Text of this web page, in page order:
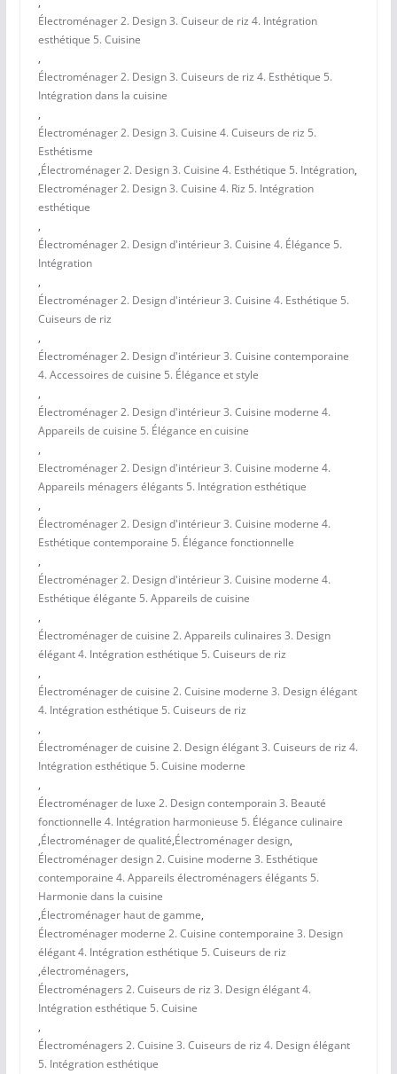
Électroménager 2. Design 3. Cuiseur de riz 4. Intégration
esthétique 5. Cuisine
,
Électroménager 2. Design 3. Cuiseurs de riz 4. Esthétique 5.
Intégration dans la cuisine
,
Électroménager 2. Design 3. Cuisine 4. Cuiseurs de riz 5.
Esthétisme
,Électroménager 2. Design 3. Cuisine 4. Esthétique 5. Intégration,
Electroménager 2. Design 3. Cuisine 4. Riz 5. Intégration
esthétique
,
Électroménager 2. Design d'intérieur 3. Cuisine 4. Élégance 5.
Intégration
,
Électroménager 2. Design d'intérieur 3. Cuisine 4. Esthétique 5.
Cuiseurs de riz
,
Électroménager 2. Design d'intérieur 3. Cuisine contemporaine
4. Accessoires de cuisine 5. Élégance et style
,
Électroménager 2. Design d'intérieur 3. Cuisine moderne 4.
Appareils de cuisine 5. Élégance en cuisine
,
Electroménager 2. Design d'intérieur 3. Cuisine moderne 4.
Appareils ménagers élégants 5. Intégration esthétique
,
Électroménager 2. Design d'intérieur 3. Cuisine moderne 4.
Esthétique contemporaine 5. Élégance fonctionnelle
,
Électroménager 2. Design d'intérieur 3. Cuisine moderne 4.
Esthétique élégante 5. Appareils de cuisine
,
Électroménager de cuisine 2. Appareils culinaires 3. Design
élégant 4. Intégration esthétique 5. Cuiseurs de riz
,
Électroménager de cuisine 2. Cuisine moderne 3. Design élégant
4. Intégration esthétique 5. Cuiseurs de riz
,
Électroménager de cuisine 2. Design élégant 3. Cuiseurs de riz 4.
Intégration esthétique 5. Cuisine moderne
,
Électroménager de luxe 2. Design contemporain 3. Beauté
fonctionnelle 4. Intégration harmonieuse 5. Élégance culinaire
,Électroménager de qualité,Électroménager design,
Électroménager design 2. Cuisine moderne 3. Esthétique
contemporaine 4. Appareils électroménagers élégants 5.
Harmonie dans la cuisine
,Électroménager haut de gamme,
Électroménager moderne 2. Cuisine contemporaine 3. Design
élégant 4. Intégration esthétique 5. Cuiseurs de riz
,électroménagers,
Électroménagers 2. Cuiseurs de riz 3. Design élégant 4.
Intégration esthétique 5. Cuisine
,
Électroménagers 2. Cuisine 3. Cuiseurs de riz 4. Design élégant
5. Intégration esthétique